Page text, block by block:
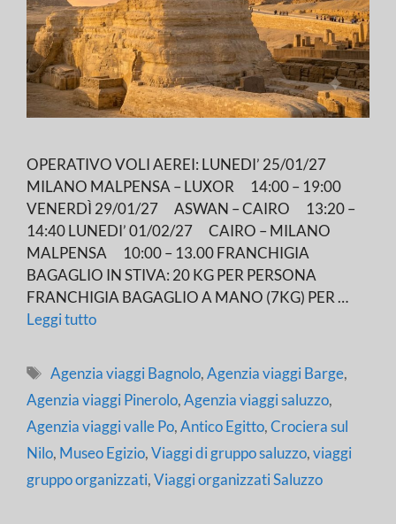
OPERATIVO VOLI AEREI: LUNEDI’ 25/01/27
MILANO MALPENSA – LUXOR 14:00 – 19:00
VENERDÌ 29/01/27 ASWAN – CAIRO 13:20 –
14:40 LUNEDI’ 01/02/27 CAIRO – MILANO
MALPENSA 10:00 – 13.00 FRANCHIGIA
BAGAGLIO IN STIVA: 20 KG PER PERSONA
FRANCHIGIA BAGAGLIO A MANO (7KG) PER …
Leggi tutto
Tag
Agenzia viaggi Bagnolo,Agenzia viaggi Barge,
Agenzia viaggi Pinerolo,Agenzia viaggi saluzzo,
Agenzia viaggi valle Po,Antico Egitto,Crociera sul
Nilo, Museo Egizio,Viaggi di gruppo saluzzo,viaggi
gruppo organizzati,Viaggi organizzati Saluzzo